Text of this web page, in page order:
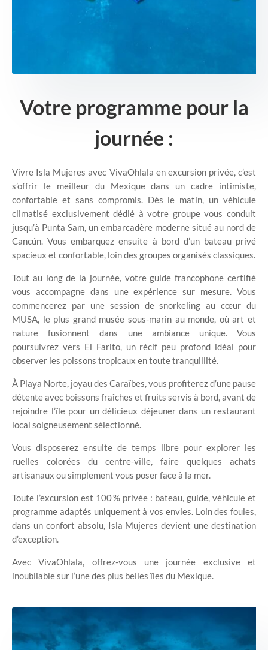
Votre programme pour la
journée :
Vivre Isla Mujeres avec VivaOhlala en excursion privée, c’est
s’offrir le meilleur du Mexique dans un cadre intimiste,
confortable et sans compromis. Dès le matin, un véhicule
climatisé exclusivement dédié à votre groupe vous conduit
jusqu’à Punta Sam, un embarcadère moderne situé au nord de
Cancún. Vous embarquez ensuite à bord d’un bateau privé
spacieux et confortable, loin des groupes organisés classiques.
Tout au long de la journée, votre guide francophone certifié
vous accompagne dans une expérience sur mesure. Vous
commencerez par une session de snorkeling au cœur du
MUSA, le plus grand musée sous-marin au monde, où art et
nature fusionnent dans une ambiance unique. Vous
poursuivrez vers El Farito, un récif peu profond idéal pour
observer les poissons tropicaux en toute tranquillité.
À Playa Norte, joyau des Caraïbes, vous profiterez d’une pause
détente avec boissons fraîches et fruits servis à bord, avant de
rejoindre l’île pour un délicieux déjeuner dans un restaurant
local soigneusement sélectionné.
Vous disposerez ensuite de temps libre pour explorer les
ruelles colorées du centre-ville, faire quelques achats
artisanaux ou simplement vous poser face à la mer.
Toute l’excursion est 100 % privée : bateau, guide, véhicule et
programme adaptés uniquement à vos envies. Loin des foules,
dans un confort absolu, Isla Mujeres devient une destination
d’exception.
Avec VivaOhlala, offrez-vous une journée exclusive et
inoubliable sur l’une des plus belles îles du Mexique.